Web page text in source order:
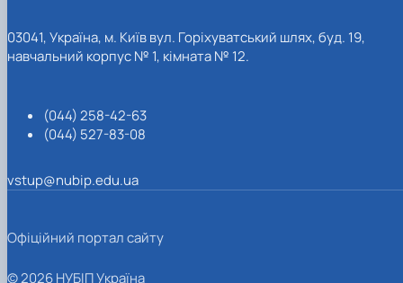
03041, Україна, м. Київ вул. Горіхуватський шлях, буд. 19,
навчальний корпус № 1, кімната № 12.
(044) 258-42-63
(044) 527-83-08
vstup@nubip.edu.ua
Офіційний портал сайту
© 2026 НУБІП Україна